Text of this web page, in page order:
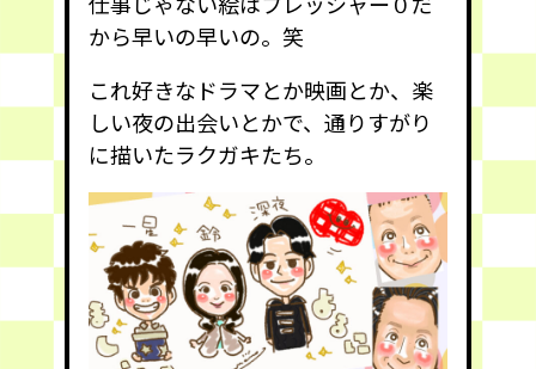
から早いの早いの。笑
これ好きなドラマとか映画とか、楽
しい夜の出会いとかで、通りすがり
に描いたラクガキたち。